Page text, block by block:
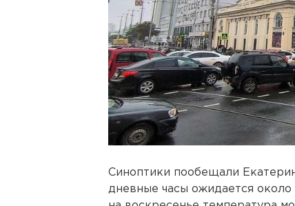
Синоптики пообещали
дневные часы ожидается около